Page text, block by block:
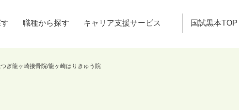
職種から探す キャリア支援サービス 国試黒本TOP
ぎ龍ヶ崎接骨院/龍ヶ崎はりきゅう院